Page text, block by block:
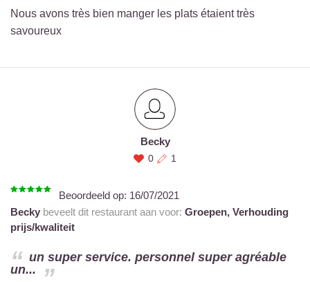
Nous avons très bien manger les plats étaient très
savoureux
Becky
0 1
Beoordeeld op: 16/07/2021
Becky beveelt dit restaurant aan voor: Groepen, Verhouding
prijs/kwaliteit
un super service. personnel super agréable
un...